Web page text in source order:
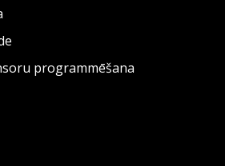
programmēšana